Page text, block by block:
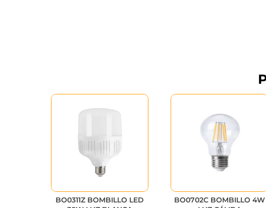
BO0311Z BOMBILLO LED
BO0702C BOMBILLO 4W